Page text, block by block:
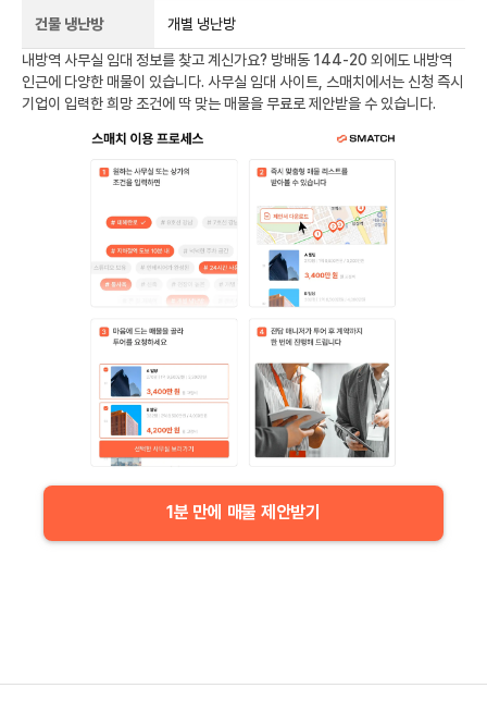
건물 냉난방 개별 냉난방
내방역 사무실 임대 정보를 찾고 계신가요? 방배동 144-20 외에도 내방역
인근에 다양한 매물이 있습니다. 사무실 임대 사이트, 스매치에서는 신청 즉시
기업이 입력한 희망 조건에 딱 맞는 매물을 무료로 제안받을 수 있습니다.
1분 만에 매물 제안받기